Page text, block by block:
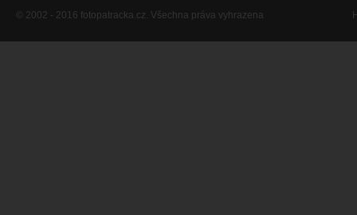
© 2002 - 2016 fotopatracka.cz. Všechna práva vyhrazena